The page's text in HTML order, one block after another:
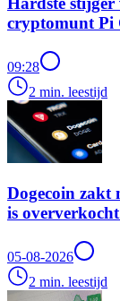
cryptomunt Pi
09:28
2 min. leestijd
Dogecoin
is
05-08-2026
2 min. leestijd